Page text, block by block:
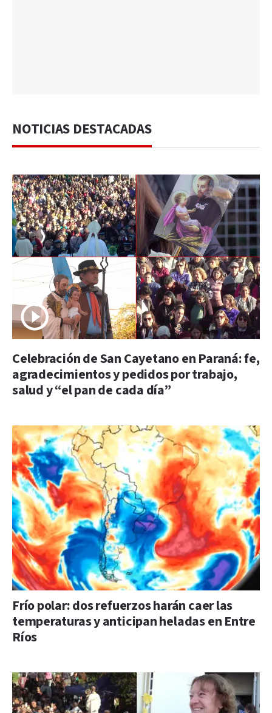
NOTICIAS DESTACADAS
Celebración de San Cayetano en Paraná: fe,
agradecimientos y pedidos por trabajo,
salud y “el pan de cada día”
Frío polar: dos refuerzos harán caer las
temperaturas y anticipan heladas en Entre
Ríos